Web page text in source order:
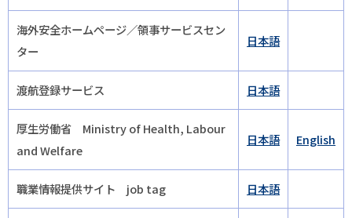
海外安全ホームページ／領事サービスセン
ター
日本語
渡航登録サービス 日本語
厚生労働省 Ministry of Health, Labour
and Welfare
日本語 English
職業情報提供サイト job tag 日本語